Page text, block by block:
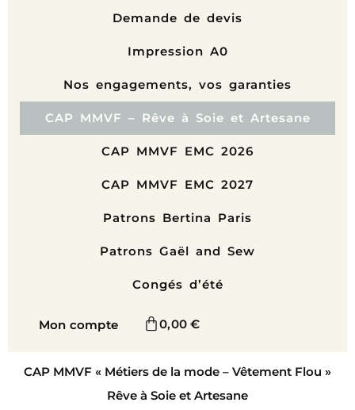
Demande de devis
Impression A0
Nos engagements, vos garanties
CAP MMVF – Rêve à Soie et Artesane
CAP MMVF EMC 2026
CAP MMVF EMC 2027
Patrons Bertina Paris
Patrons Gaël and Sew
Congés d’été
Mon compte 0,00€
CAP MMVF « Métiers de la mode – Vêtement Flou »
Rêve à Soie et Artesane